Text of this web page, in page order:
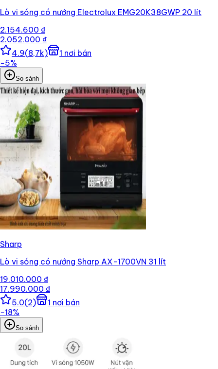
Lò vi sóng có nướng Electrolux EMG20K38GWP 20 lít
2.154.600 ₫
2.052.000 ₫
4.9(8,7k) 1 nơi bán
−5%
So sánh
Sharp
Lò vi sóng có nướng Sharp AX-1700VN 31 lít
19.010.000 ₫
17.990.000 ₫
5.0(2) 1 nơi bán
−18%
So sánh